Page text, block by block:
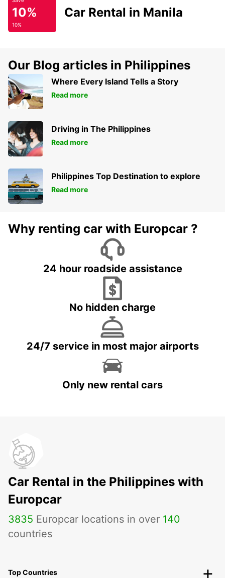
10%
10%
Car Rental in Manila
Our Blog articles in Philippines
Where Every Island Tells a Story
Read more
Driving in The Philippines
Read more
Philippines Top Destination to explore
Read more
Why renting car with Europcar ?
24 hour roadside assistance
No hidden charge
24/7 service in most major airports
Only new rental cars
Car Rental in the Philippines with
Europcar
3835 Europcar locations in over 140
countries
Top Countries